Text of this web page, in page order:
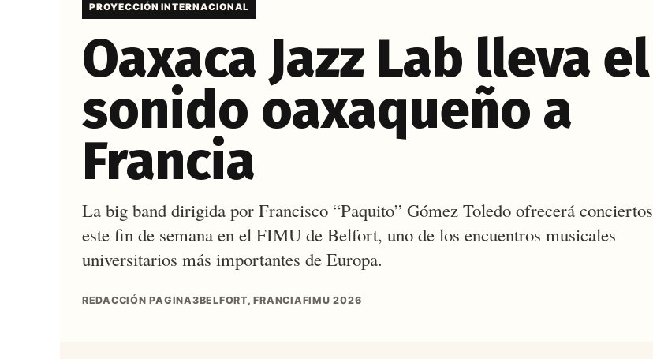
PROYECCIÓN INTERNACIONAL
Oaxaca Jazz Lab lleva el
sonido oaxaqueño a
Francia
La big band dirigida por Francisco “Paquito” Gómez Toledo ofrecerá conciertos
este fin de semana en el FIMU de Belfort, uno de los encuentros musicales
universitarios más importantes de Europa.
REDACCIÓN PAGINA3BELFORT, FRANCIAFIMU 2026